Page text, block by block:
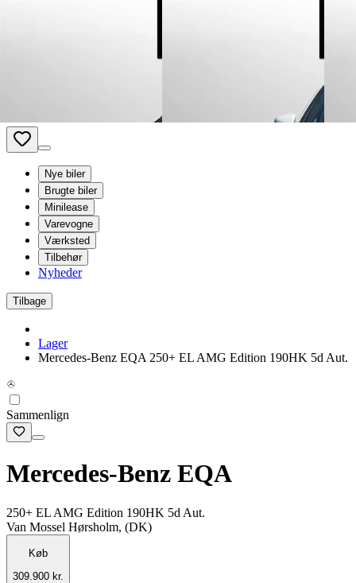
Nye biler
Brugte biler
Minilease
Varevogne
Værksted
Tilbehør
Nyheder
Tilbage
Lager
Mercedes-Benz EQA 250+ EL AMG Edition 190HK 5d Aut.
Sammenlign
Mercedes-Benz EQA
250+ EL AMG Edition 190HK 5d Aut.
Van Mossel Hørsholm, (DK)
Køb
309.900 kr.